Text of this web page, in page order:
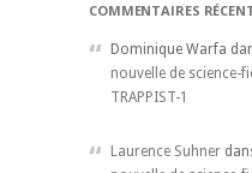
COMMENTAIRES
Dominique Warfa
nouvelle de science-
TRAPPIST-1
Laurence Suhner